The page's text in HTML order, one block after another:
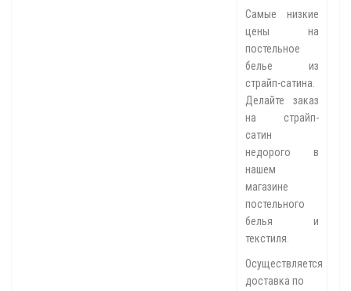
Самые низкие
цены на
постельное
белье из
страйп-сатина.
Делайте заказ
на страйп-
сатин
недорого в
нашем
магазине
постельного
белья и
текстиля.
Осуществляется
доставка по